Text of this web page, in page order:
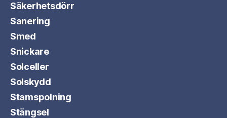
Säkerhetsdörr
Sanering
Smed
Snickare
Solceller
Solskydd
Stamspolning
Stängsel